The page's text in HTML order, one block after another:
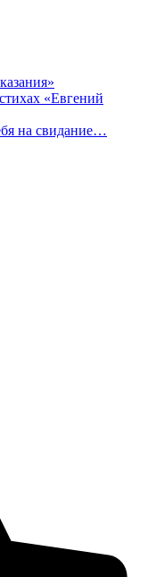
«Евгений
на свидание…